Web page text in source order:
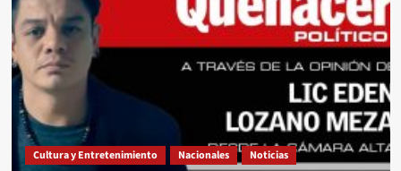
Cultura y Entretenimiento Nacionales Noticias